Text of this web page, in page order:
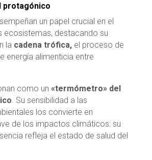
protagónico
un papel crucial en el
ecosistemas, destacando su
la cadena trófica, el proceso de
energía alimenticia entre
como un «termómetro» del
. Su sensibilidad a las
los convierte en
de los impactos climáticos: su
refleja el estado de salud del